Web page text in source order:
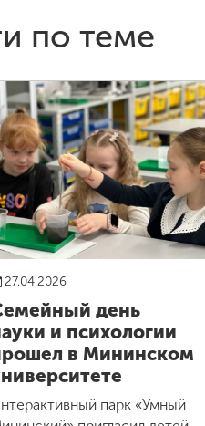
по теме
27.04.2026
день
и психологии
в Мининском
парк «Умный